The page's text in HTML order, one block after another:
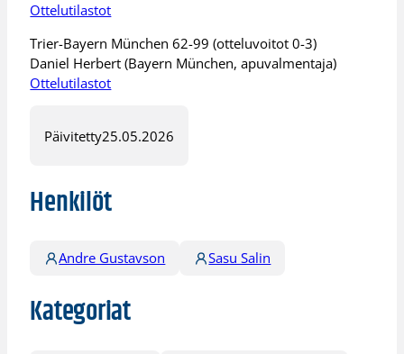
Ottelutilastot
Trier-Bayern München 62-99 (otteluvoitot 0-3)
Daniel Herbert (Bayern München, apuvalmentaja)
Ottelutilastot
Päivitetty25.05.2026
Henkilöt
Andre Gustavson Sasu Salin
Kategoriat